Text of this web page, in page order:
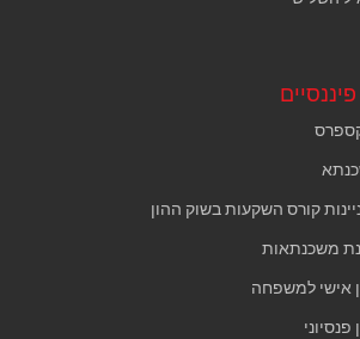
קורס השקעות בשוק ההון
משכנתאות
אישי למשפחה